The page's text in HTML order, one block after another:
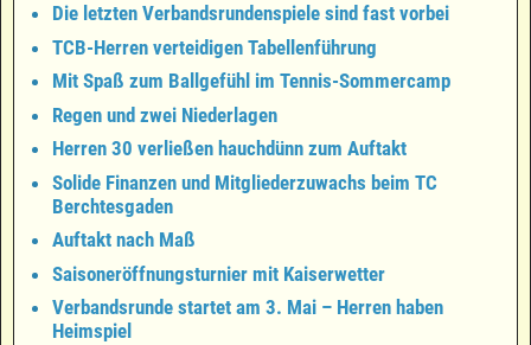
Die letzten Verbandsrundenspiele sind fast vorbei
TCB-Herren verteidigen Tabellenführung
Mit Spaß zum Ballgefühl im Tennis-Sommercamp
Regen und zwei Niederlagen
Herren 30 verließen hauchdünn zum Auftakt
Solide Finanzen und Mitgliederzuwachs beim TC
Berchtesgaden
Auftakt nach Maß
Saisoneröffnungsturnier mit Kaiserwetter
Verbandsrunde startet am 3. Mai – Herren haben
Heimspiel